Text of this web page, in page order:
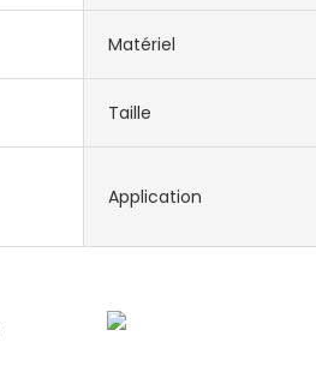
Matériel
Taille
Application